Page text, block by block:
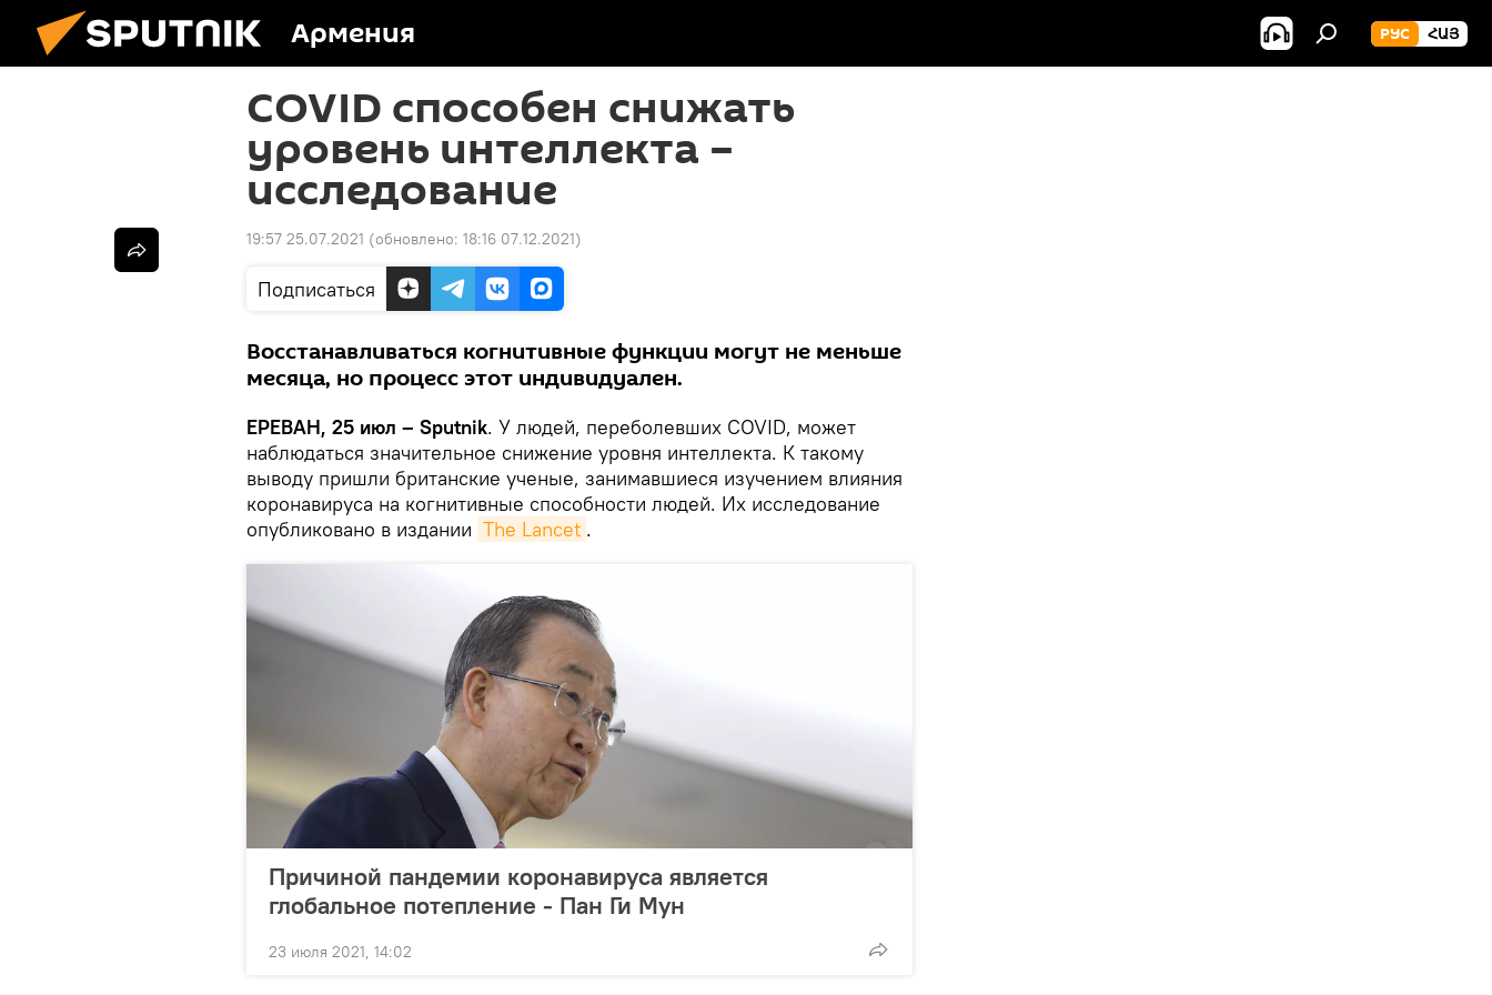
Армения РУС ՀԱՅ
COVID способен снижать
уровень интеллекта –
исследование
19:57 25.07.2021 (обновлено: 18:16 07.12.2021)
Подписаться
Восстанавливаться когнитивные функции могут не меньше
месяца, но процесс этот индивидуален.
ЕРЕВАН, 25 июл – Sputnik. У людей, переболевших COVID, может
наблюдаться значительное снижение уровня интеллекта. К такому
выводу пришли британские ученые, занимавшиеся изучением влияния
коронавируса на когнитивные способности людей. Их исследование
опубликовано в издании The Lancet .
Причиной пандемии коронавируса является
глобальное потепление - Пан Ги Мун
23 июля 2021, 14:02